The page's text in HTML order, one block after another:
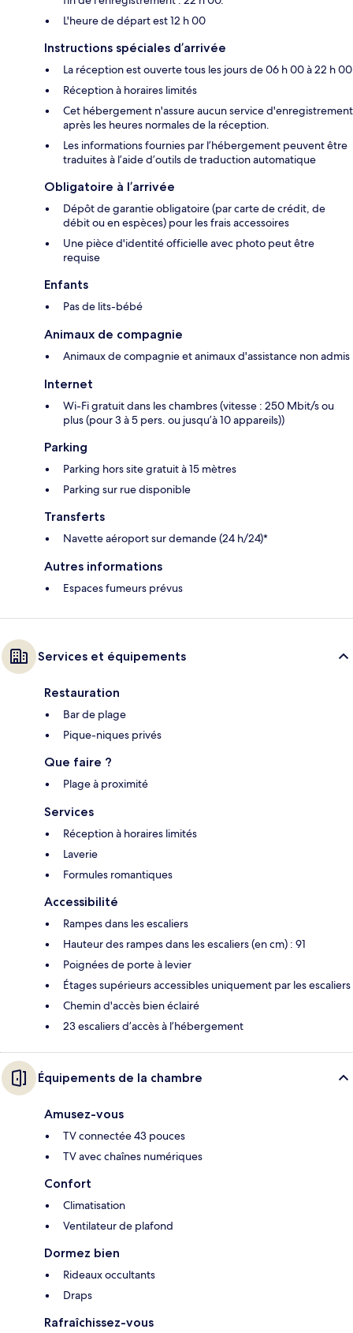
L'heure de départ est 12 h 00
Instructions spéciales d’arrivée
La réception est ouverte tous les jours de 06 h 00 à 22 h 00
Réception à horaires limités
Cet hébergement n'assure aucun service d'enregistrement
après les heures normales de la réception.
Les informations fournies par l’hébergement peuvent être
traduites à l’aide d’outils de traduction automatique
Obligatoire à l’arrivée
Dépôt de garantie obligatoire (par carte de crédit, de
débit ou en espèces) pour les frais accessoires
Une pièce d'identité officielle avec photo peut être
requise
Enfants
Pas de lits-bébé
Animaux de compagnie
Animaux de compagnie et animaux d'assistance non admis
Internet
Wi-Fi gratuit dans les chambres (vitesse : 250 Mbit/s ou
plus (pour 3 à 5 pers. ou jusqu’à 10 appareils))
Parking
Parking hors site gratuit à 15 mètres
Parking sur rue disponible
Transferts
Navette aéroport sur demande (24 h/24)*
Autres informations
Espaces fumeurs prévus
Services et équipements
Restauration
Bar de plage
Pique-niques privés
Que faire ?
Plage à proximité
Services
Réception à horaires limités
Laverie
Formules romantiques
Accessibilité
Rampes dans les escaliers
Hauteur des rampes dans les escaliers (en cm) : 91
Poignées de porte à levier
Étages supérieurs accessibles uniquement par les escaliers
Chemin d'accès bien éclairé
23 escaliers d’accès à l’hébergement
Équipements de la chambre
Amusez-vous
TV connectée 43 pouces
TV avec chaînes numériques
Confort
Climatisation
Ventilateur de plafond
Dormez bien
Rideaux occultants
Draps
Rafraîchissez-vous